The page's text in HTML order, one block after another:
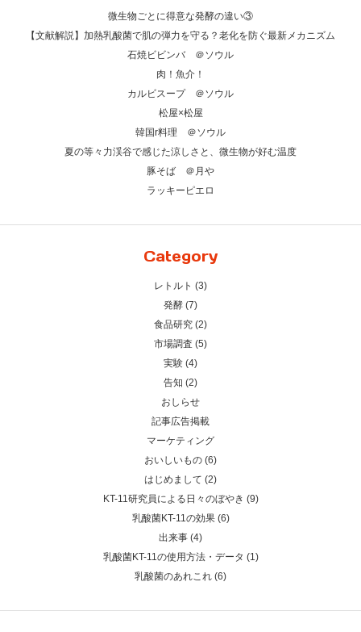
微生物ごとに得意な発酵の違い③
【文献解説】加熱乳酸菌で肌の弾力を守る？老化を防ぐ最新メカニズム
石焼ビビンバ ＠ソウル
肉！魚介！
カルビスープ ＠ソウル
松屋×松屋
韓国r料理 ＠ソウル
夏の等々力渓谷で感じた涼しさと、微生物が好む温度
豚そば ＠月や
ラッキーピエロ
Category
レトルト (3)
発酵 (7)
食品研究 (2)
市場調査 (5)
実験 (4)
告知 (2)
おしらせ
記事広告掲載
マーケティング
おいしいもの (6)
はじめまして (2)
KT-11研究員による日々のぼやき (9)
乳酸菌KT-11の効果 (6)
出来事 (4)
乳酸菌KT-11の使用方法・データ (1)
乳酸菌のあれこれ (6)